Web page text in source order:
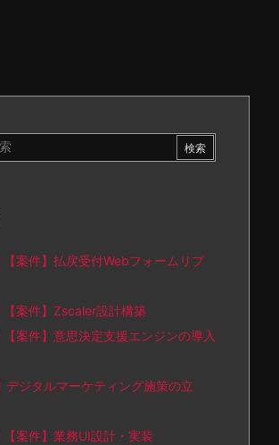
【案件】払戻受付Webフォームリプ
【案件】Zscaler設計構築
【案件】意思決定支援エンジンの導入
デジタルマーケティング施策の立
【案件】業務UI設計・実装